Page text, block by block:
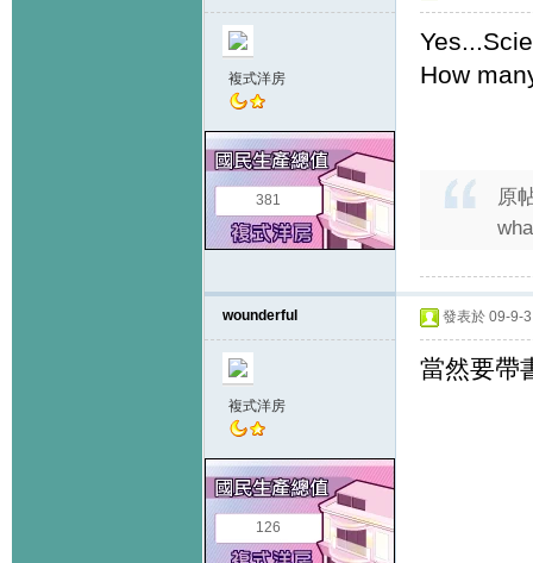
複式洋房
381
How
原
wounderful
複式洋房
126
發表於 09-9-
當然要帶